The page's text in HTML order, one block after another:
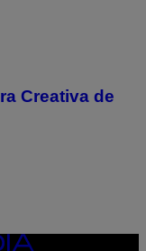
Creativa de